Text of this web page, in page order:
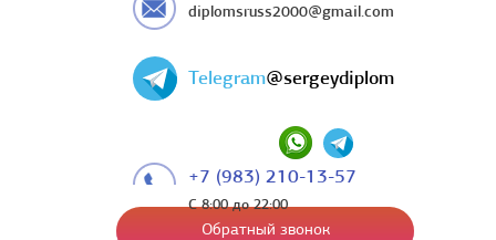
diplomsruss2000@gmail.com
Telegram@sergeydiplom
+7 (983) 210-13-57
С 8:00 до 22:00
Обратный звонок